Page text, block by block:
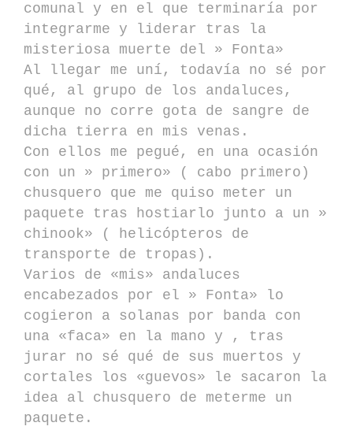
comunal y en el que terminaría por
integrarme y liderar tras la
misteriosa muerte del » Fonta»
Al llegar me uní, todavía no sé por
qué, al grupo de los andaluces,
aunque no corre gota de sangre de
dicha tierra en mis venas.
Con ellos me pegué, en una ocasión
con un » primero» ( cabo primero)
chusquero que me quiso meter un
paquete tras hostiarlo junto a un »
chinook» ( helicópteros de
transporte de tropas).
Varios de «mis» andaluces
encabezados por el » Fonta» lo
cogieron a solanas por banda con
una «faca» en la mano y , tras
jurar no sé qué de sus muertos y
cortales los «guevos» le sacaron la
idea al chusquero de meterme un
paquete.